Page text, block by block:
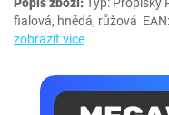
fialová, hnědá, růžová
zobrazit více